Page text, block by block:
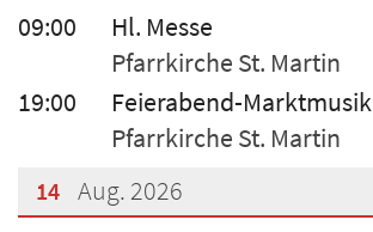
09:00
Hl. Messe
Pfarrkirche St. Martin
19:00
Feierabend-Marktmusik
Pfarrkirche St. Martin
14 Aug. 2026